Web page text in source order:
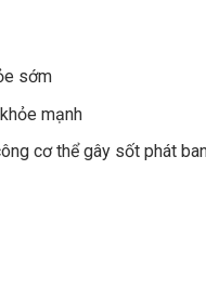
sớm
mạnh
cơ thể gây sốt phát